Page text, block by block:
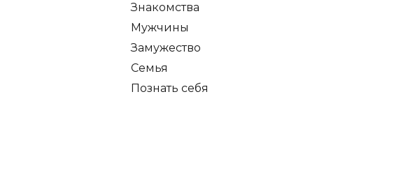
Знакомства
Мужчины
Замужество
Семья
Познать себя